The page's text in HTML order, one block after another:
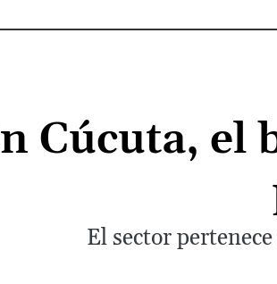
Cúcuta, el
El sector